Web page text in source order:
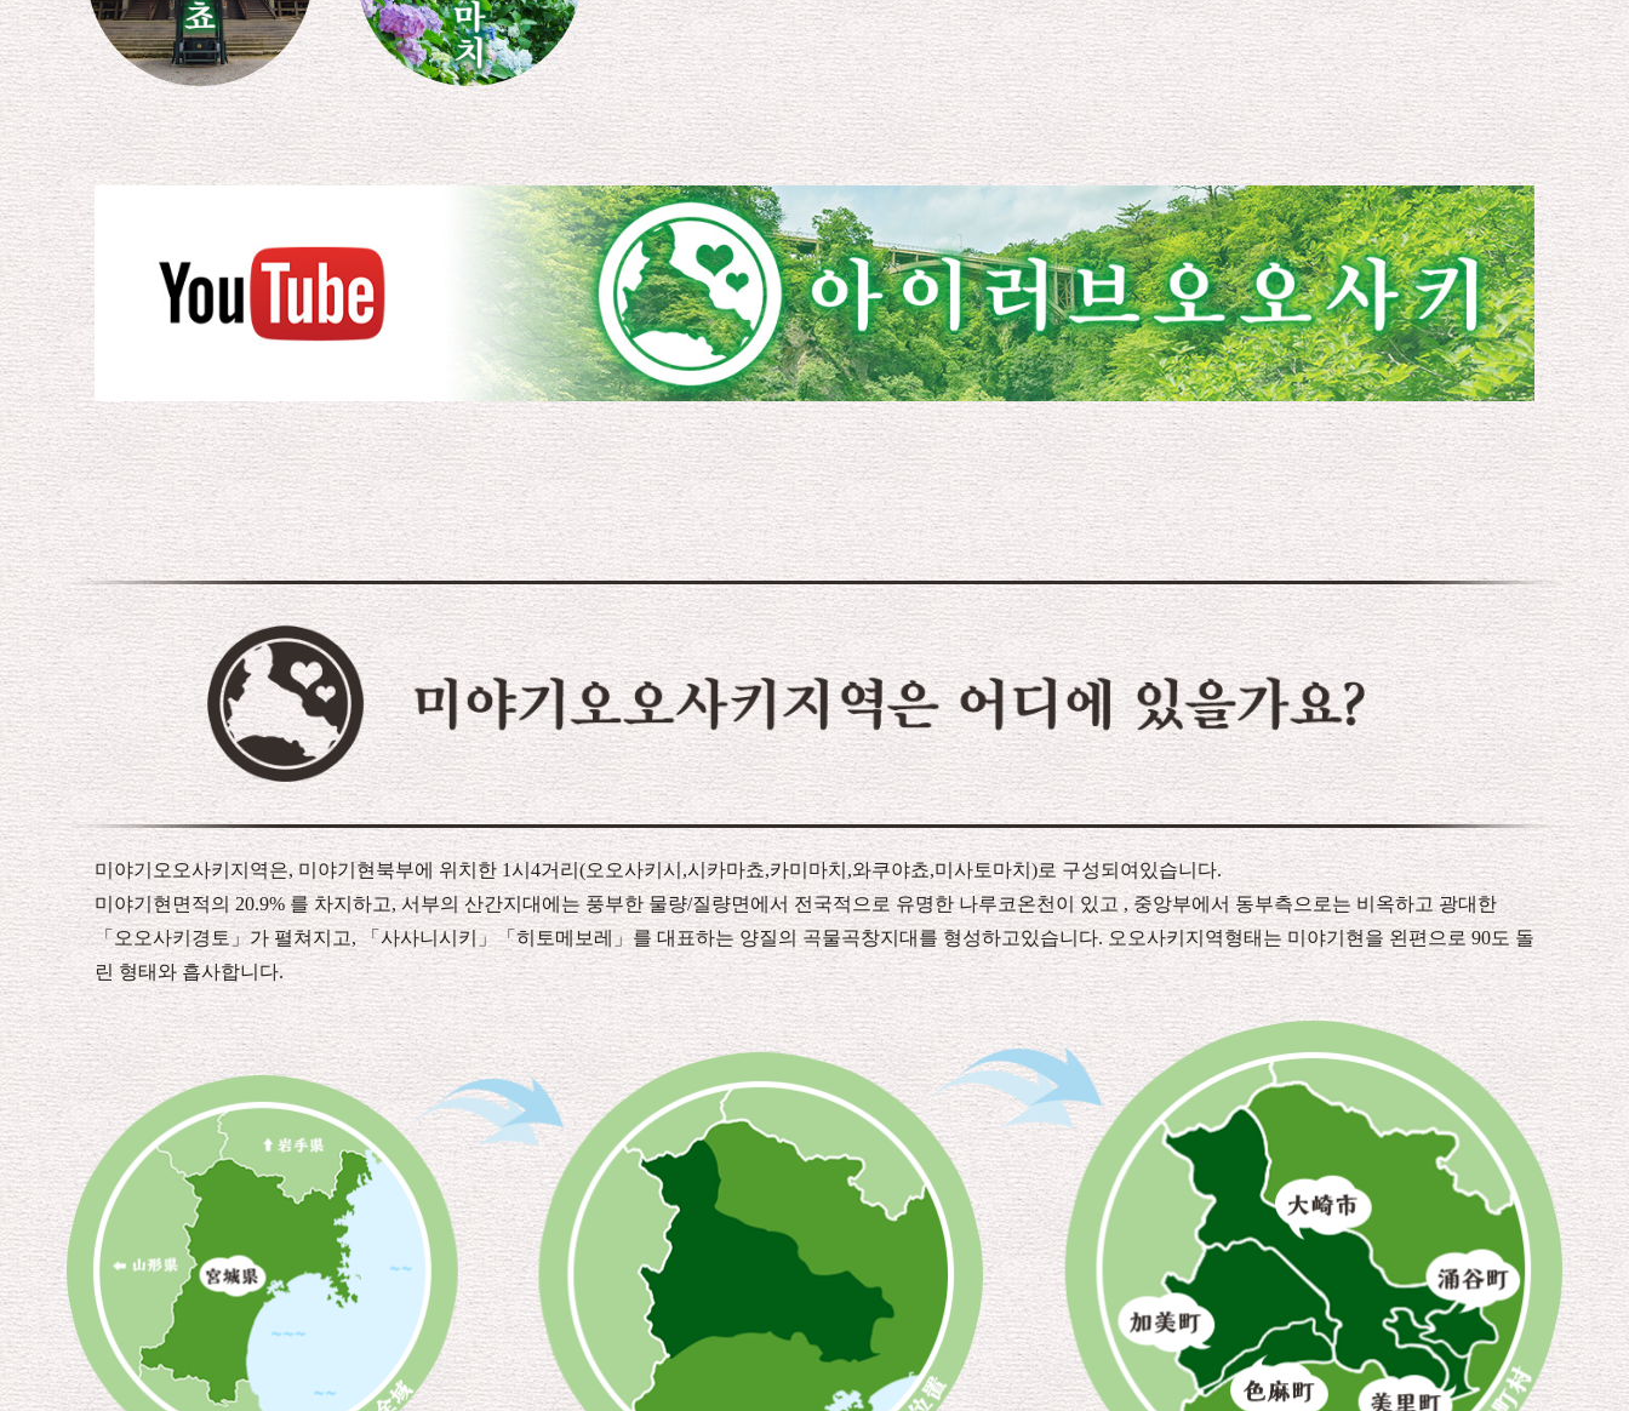
미야기오오사키지역은 어디에 있을가요?
미야기오오사키지역은, 미야기현북부에 위치한 1시4거리(오오사키시,시카마쵸,카미마치,와쿠야쵸,미사토마치)로 구성되여있습니다.
미야기현면적의 20.9% 를 차지하고, 서부의 산간지대에는 풍부한 물량/질량면에서 전국적으로 유명한 나루코온천이 있고 , 중앙부에서 동부측으로는 비옥하고 광대한
「오오사키경토」가 펼쳐지고, 「사사니시키」「히토메보레」를 대표하는 양질의 곡물곡창지대를 형성하고있습니다. 오오사키지역형태는 미야기현을 왼편으로 90도 돌
린 형태와 흡사합니다.